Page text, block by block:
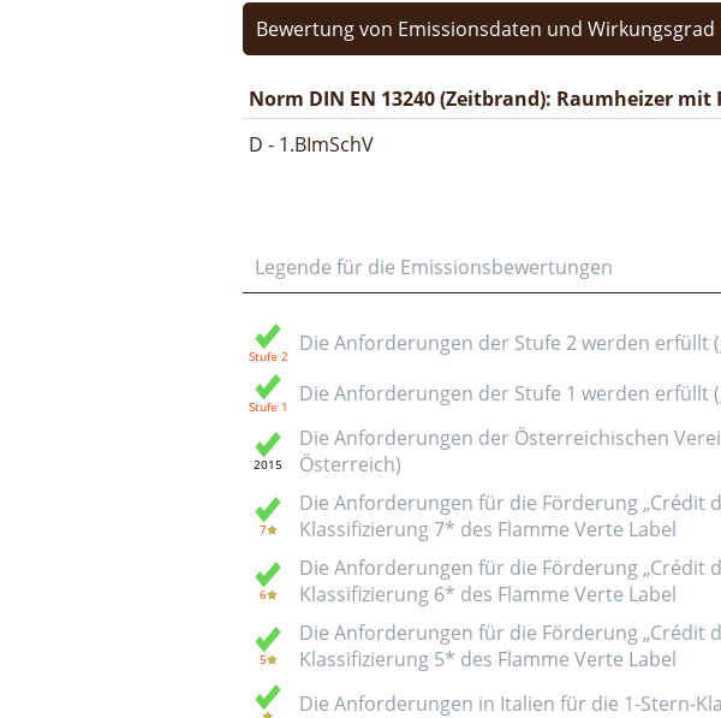
Bewertung von Emissionsdaten und
Norm DIN EN 13240 (Zeitbrand): Raumheizer
D - 1.BImSchV
Legende für die Emissionsbewertungen
Die Anforderungen der Stufe 2 werden erfüllt
Die Anforderungen der Stufe 1 werden erfüllt
Die Anforderungen der Österreichischen
Österreich)
Die Anforderungen für die Förderung „Crédit
Klassifizierung 7* des Flamme Verte Label
Die Anforderungen für die Förderung „Crédit
Klassifizierung 6* des Flamme Verte Label
Die Anforderungen für die Förderung „Crédit
Klassifizierung 5* des Flamme Verte Label
Die Anforderungen in Italien für die 1-Stern-